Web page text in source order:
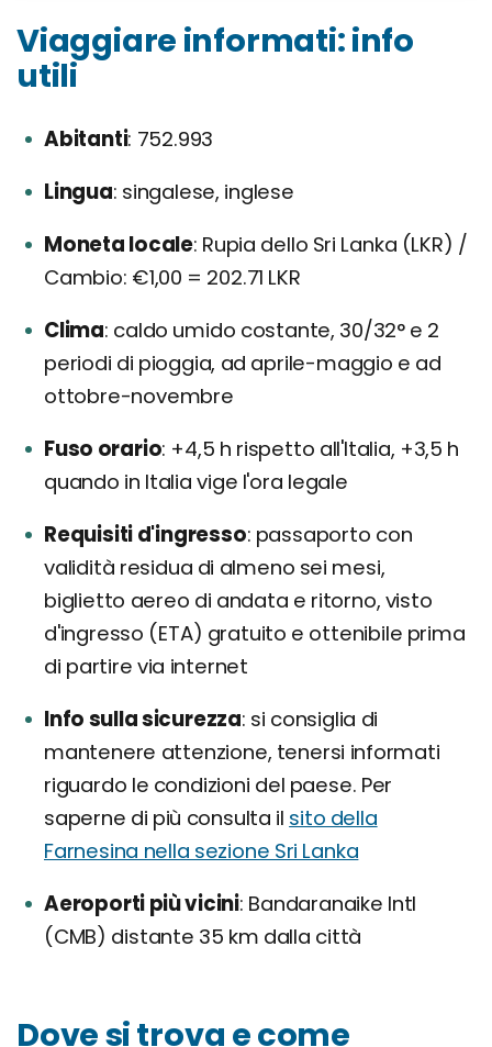
Viaggiare informati: info
utili
Abitanti 752.993
Lingua singalese, inglese
Moneta locale Rupia dello Sri Lanka (LKR) /
Cambio: €1,00 = 202.71 LKR
Clima caldo umido costante, 30/32° e 2
periodi di pioggia, ad aprile-maggio e ad
ottobre-novembre
Fuso orario +4,5 h rispetto all'Italia, +3,5 h
quando in Italia vige l'ora legale
Requisiti d'ingresso passaporto con
validità residua di almeno sei mesi,
biglietto aereo di andata e ritorno, visto
d'ingresso (ETA) gratuito e ottenibile prima
di partire via internet
Info sulla sicurezza si consiglia di
mantenere attenzione, tenersi informati
riguardo le condizioni del paese. Per
saperne di più consulta il sito della
Farnesina nella sezione Sri Lanka
Aeroporti più vicini Bandaranaike Intl
(CMB) distante 35 km dalla città
Dove si trova e come